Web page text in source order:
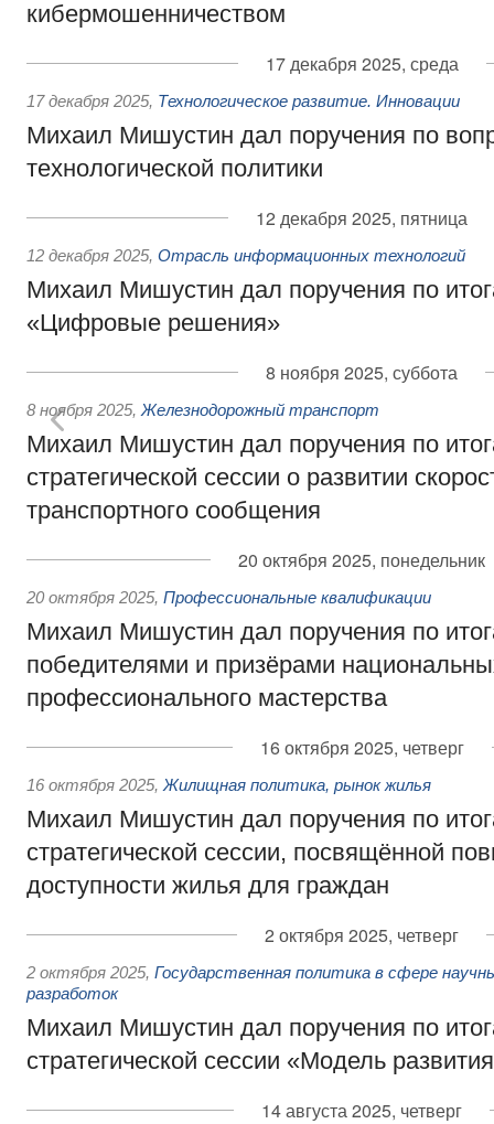
кибермошенничеством
17 декабря 2025, среда
17 декабря 2025, Технологическое развитие. Инновации
Михаил Мишустин дал поручения по
технологической политики
12 декабря 2025, пятница
12 декабря 2025, Отрасль информационных технологий
Михаил Мишустин дал поручения по
«Цифровые решения»
8 ноября 2025, суббота
8 ноября 2025, Железнодорожный транспорт
Михаил Мишустин дал поручения по
стратегической сессии о развитии
транспортного сообщения
20 октября 2025, понедельник
20 октября 2025, Профессиональные квалификации
Михаил Мишустин дал поручения по
победителями и призёрами
профессионального мастерства
16 октября 2025, четверг
16 октября 2025, Жилищная политика, рынок жилья
Михаил Мишустин дал поручения по
стратегической сессии, посвящённой
доступности жилья для граждан
2 октября 2025, четверг
2 октября 2025, Государственная политика в сфере
разработок
Михаил Мишустин дал поручения по
стратегической сессии «Модель
14 августа 2025, четверг